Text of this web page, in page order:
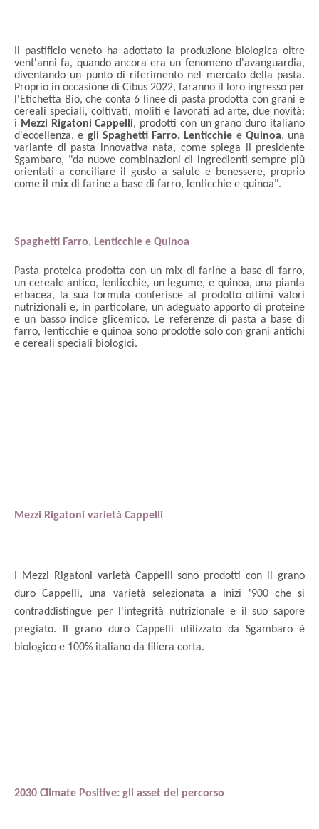
Il pastificio veneto ha adottato la produzione biologica oltre
vent'anni fa, quando ancora era un fenomeno d'avanguardia,
diventando un punto di riferimento nel mercato della pasta.
Proprio in occasione di Cibus 2022, faranno il loro ingresso per
l'Etichetta Bio, che conta 6 linee di pasta prodotta congrani e
cereali speciali, coltivati, moliti e lavorati ad arte, due novità:
i Mezzi Rigatoni Cappelli, prodotti con un grano duro italiano
d'eccellenza, e gli Spaghetti Farro, Lenticchie eQuinoa, una
variante di pasta innovativa nata, come spiega il presidente
Sgambaro, "da nuove combinazioni di ingredienti sempre più
orientati a conciliare il gusto a salute e benessere, proprio
come il mix di farine a base di farro, lenticchie e quinoa".
Spaghetti Farro, Lenticchie e Quinoa
Pasta proteica prodotta con un mix di farine a base di farro,
un cereale antico, lenticchie, un legume, e quinoa, una pianta
erbacea, la sua formula conferisce al prodotto ottimi valori
nutrizionali e, in particolare, un adeguato apporto di proteine
e un basso indice glicemico. Le referenze di pasta a base di
farro, lenticchie e quinoa sono prodotte solo con grani antichi
e cereali speciali biologici.
Mezzi Rigatoni varietà Cappelli
I Mezzi Rigatoni varietà Cappelli sono prodotti con il grano
duro Cappelli, una varietà selezionata a inizi '900 che si
contraddistingue per l'integrità nutrizionale e il suo sapore
pregiato. Il grano duro Cappelli utilizzato da Sgambaro è
biologico e 100% italiano da filiera corta.
2030 Climate Positive: gli asset del percorso